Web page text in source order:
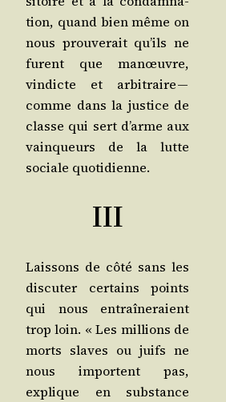
tion, quand bien même on
nous prou­ve­rait qu’ils ne
furent que manœuvre,
vin­dicte et arbi­traire —
comme dans la jus­tice de
classe qui sert d’arme aux
vain­queurs de la lutte
sociale quotidienne.
III
Lais­sons de côté sans les
dis­cu­ter cer­tains points
qui nous entraî­ne­raient
trop loin. « Les mil­lions de
morts slaves ou juifs ne
nous importent pas,
explique en sub­stance